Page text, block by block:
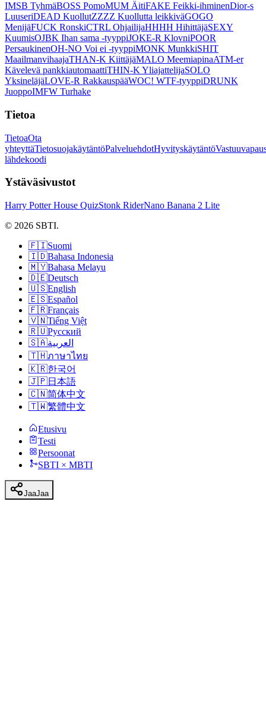
IMSB TyhmäBOSS PomoMUM ÄitiFAKE Feikki-ihminenDior-s
LuuseriDEAD KuollutZZZZ Kuollutta leikkiväGOGO
MenijäFUCK RonskiCTRL OhjailijaHHHH HihittäjäSEXY
KuumisOJBK Ihan sama -tyyppiJOKE-R KlovniPOOR
PersaukinenOH-NO Voi ei -tyyppiMONK MunkkiSHIT
MaailmanvihaajaTHAN-K KiittäjäMALO MeemiapinaATM-er
Kävelevä pankkiautomaattiTHIN-K YliajattelijaSOLO
YksineläjäLOVE-R RakkauspääWOC! WTF-tyyppiDRUNK
JuoppoIMFW Turhake
Tietoa
TietoaOta
yhteyttäTietosuojakäytäntöPalveluehdotHyvityskäytäntö
lähdekoodi
Ystäväsivustot
Harry Potter House QuizStonk RiderNano Banana 2 Lite
© 2026 SBTI.
🇫🇮Suomi
🇮🇩Bahasa Indonesia
🇲🇾Bahasa Melayu
🇩🇪Deutsch
🇺🇸English
🇪🇸Español
🇫🇷Français
🇻🇳Tiếng Việt
🇷🇺Русский
🇸🇦العربية
🇹🇭ภาษาไทย
🇰🇷한국어
🇯🇵日本語
🇨🇳简体中文
🇹🇼繁體中文
Etusivu
Testi
Persoonat
SBTI × MBTI
JaaJaa